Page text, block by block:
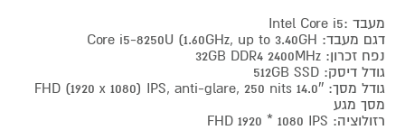
מעבד :Intel Core i5
דגם מעבד: Core i5-8250U (1.60GHz, up to 3.40GH
נפח זכרון: 32GB DDR4 2400MHz
גודל דיסק: 512GB SSD
מסך מגע
רזולוציה: FHD 1920 * 1080 IPS